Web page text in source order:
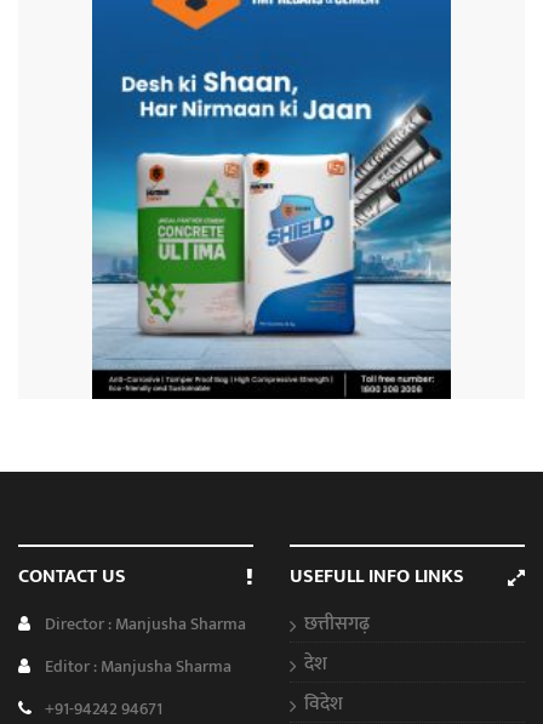
CONTACT US
Director : Manjusha Sharma
Editor : Manjusha Sharma
+91-94242 94671
USEFULL INFO LINKS
छत्तीसगढ़
देश
विदेश